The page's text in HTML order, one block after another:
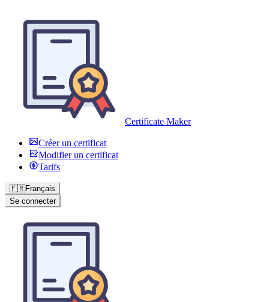
Certificate Maker
Créer un certificat
Modifier un certificat
Tarifs
🇫🇷Français
Se connecter